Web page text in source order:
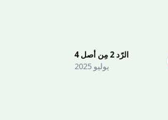
الرّد2مِن أصل4
يوليو 2025